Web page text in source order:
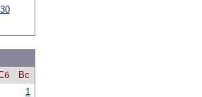
30
Вс
1